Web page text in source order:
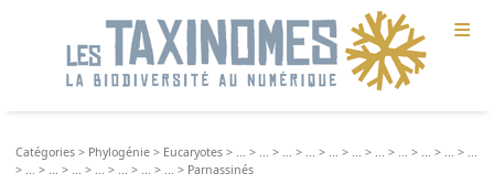
≡
Catégories > Phylogénie > Eucaryotes > > > > > > > > > > >
>
> > > > > > > Parnassinés